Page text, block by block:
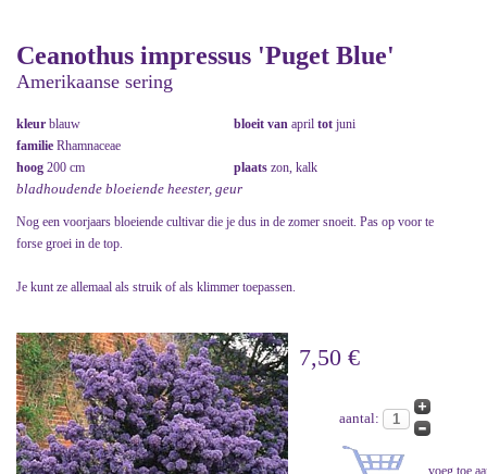
Ceanothus impressus 'Puget Blue'
Amerikaanse sering
kleur blauw bloeit van april tot juni
familie Rhamnaceae
hoog 200 cm plaats zon, kalk
bladhoudende bloeiende heester, geur
Nog een voorjaars bloeiende cultivar die je dus in de zomer snoeit. Pas op voor te
forse groei in de top.
Je kunt ze allemaal als struik of als klimmer toepassen.
7,50 €
aantal: